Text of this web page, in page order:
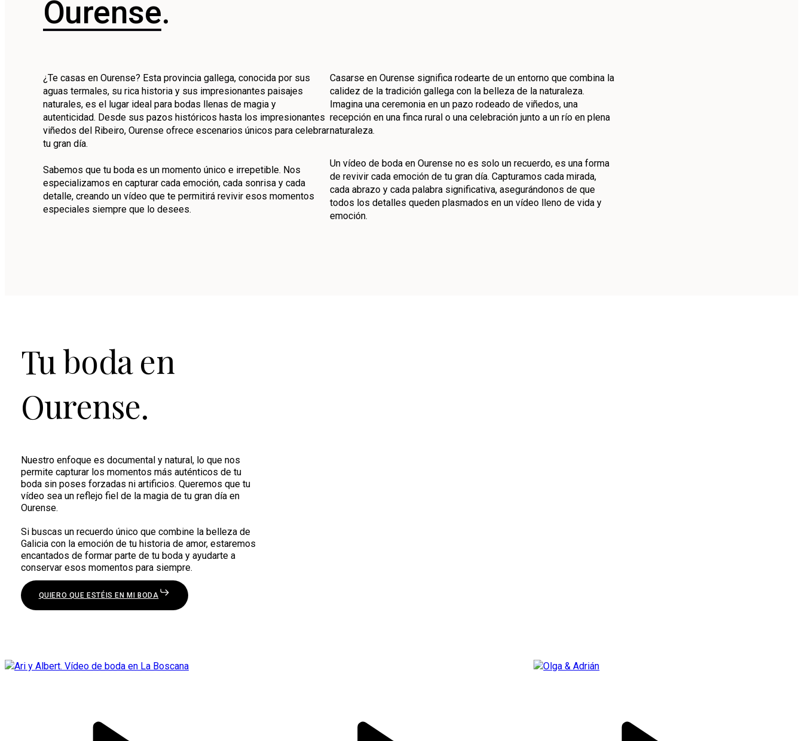
Ourense.
¿Te casas en Ourense? Esta provincia gallega, conocida por sus
aguas termales, su rica historia y sus impresionantes paisajes
naturales, es el lugar ideal para bodas llenas de magia y
autenticidad. Desde sus pazos históricos hasta los impresionantes
viñedos del Ribeiro, Ourense ofrece escenarios únicos para celebrar
tu gran día.
Sabemos que tu boda es un momento único e irrepetible. Nos
especializamos en capturar cada emoción, cada sonrisa y cada
detalle, creando un vídeo que te permitirá revivir esos momentos
especiales siempre que lo desees.
Casarse en Ourense significa rodearte de un entorno que combina la
calidez de la tradición gallega con la belleza de la naturaleza.
Imagina una ceremonia en un pazo rodeado de viñedos, una
recepción en una finca rural o una celebración junto a un río en plena
naturaleza.
Un vídeo de boda en Ourense no es solo un recuerdo, es una forma
de revivir cada emoción de tu gran día. Capturamos cada mirada,
cada abrazo y cada palabra significativa, asegurándonos de que
todos los detalles queden plasmados en un vídeo lleno de vida y
emoción.
Tu boda en
Ourense.
Nuestro enfoque es documental y natural, lo que nos
permite capturar los momentos más auténticos de tu
boda sin poses forzadas ni artificios. Queremos que tu
vídeo sea un reflejo fiel de la magia de tu gran día en
Ourense.
Si buscas un recuerdo único que combine la belleza de
Galicia con la emoción de tu historia de amor, estaremos
encantados de formar parte de tu boda y ayudarte a
conservar esos momentos para siempre.
QUIERO QUE ESTÉIS EN MI BODA